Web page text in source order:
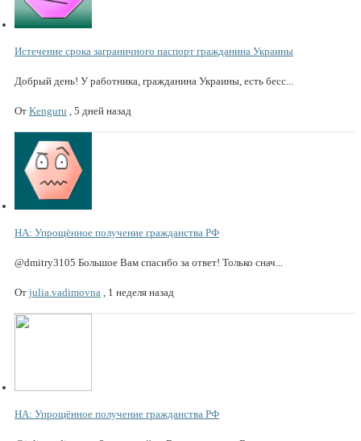
Истечение срока заграничного паспорт гражданина Украины
Добрый день! У работника, гражданина Украины, есть бесс...
От Kenguru , 5 дней назад
НА: Упрощённое получение гражданства РФ
@dmitry3105 Большое Вам спасибо за ответ! Только снач...
От julia.vadimovna , 1 неделя назад
НА: Упрощённое получение гражданства РФ